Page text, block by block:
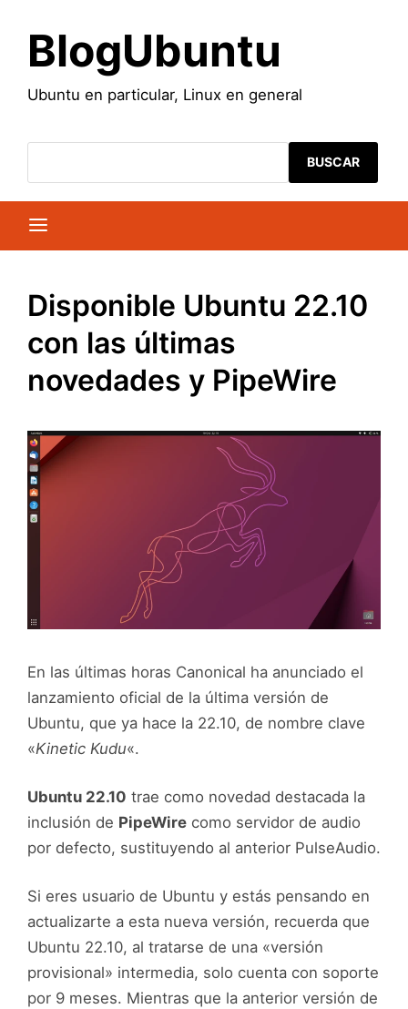
contenido
BlogUbuntu
Ubuntu en particular, Linux en general
BUSCAR
Disponible Ubuntu 22.10
con las últimas
novedades y PipeWire
En las últimas horas Canonical ha anunciado el
lanzamiento oficial de la última versión de
Ubuntu, que ya hace la 22.10, de nombre clave
«Kinetic Kudu«.
Ubuntu 22.10 trae como novedad destacada la
inclusión de PipeWire como servidor de audio
por defecto, sustituyendo al anterior PulseAudio.
Si eres usuario de Ubuntu y estás pensando en
actualizarte a esta nueva versión, recuerda que
Ubuntu 22.10, al tratarse de una «versión
provisional» intermedia, solo cuenta con soporte
por 9 meses. Mientras que la anterior versión de